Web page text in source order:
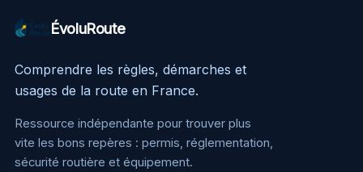
ÉvoluRoute
Comprendre les règles, démarches et
usages de la route en France.
Ressource indépendante pour trouver plus
vite les bons repères : permis, réglementation,
sécurité routière et équipement.